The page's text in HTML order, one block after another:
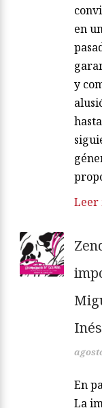
en
y
Leer
En
La